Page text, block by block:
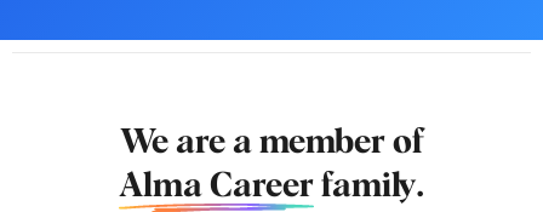
We are a member of
Alma Career family.